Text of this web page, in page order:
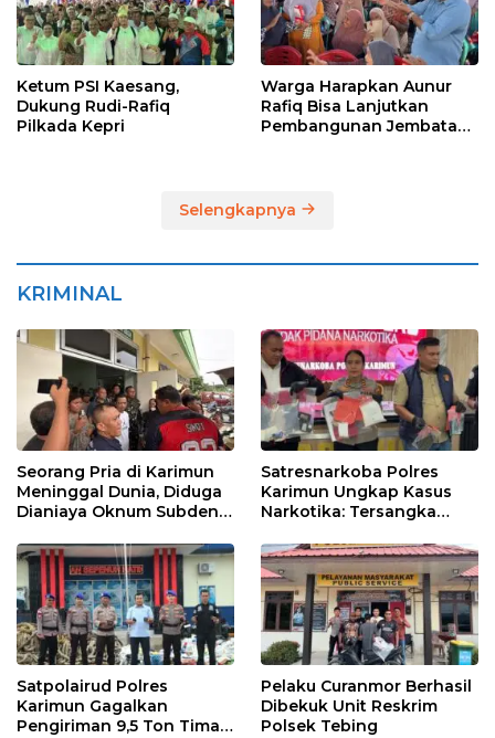
Ketum PSI Kaesang,
Dukung Rudi-Rafiq
Pilkada Kepri
Warga Harapkan Aunur
Rafiq Bisa Lanjutkan
Pembangunan Jembatan
Selengkapnya
KRIMINAL
Seorang Pria di Karimun
Meninggal Dunia, Diduga
Dianiaya Oknum Subden
Satresnarkoba Polres
Karimun Ungkap Kasus
Narkotika: Tersangka
Internasional
Satpolairud Polres
Karimun Gagalkan
Pengiriman 9,5 Ton Timah
Pelaku Curanmor Berhasil
Dibekuk Unit Reskrim
Polsek Tebing